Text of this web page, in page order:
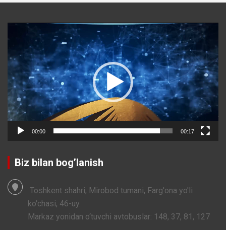
Video
Player
00:00 00:17
Biz bilan bog’lanish
Toshkent shahri, Mirobod tumani, Farg'ona yo'li
ko'chasi, 46-uy.
Markaz yonidan o‘tuvchi avtobuslar: 148, 37, 81, 127